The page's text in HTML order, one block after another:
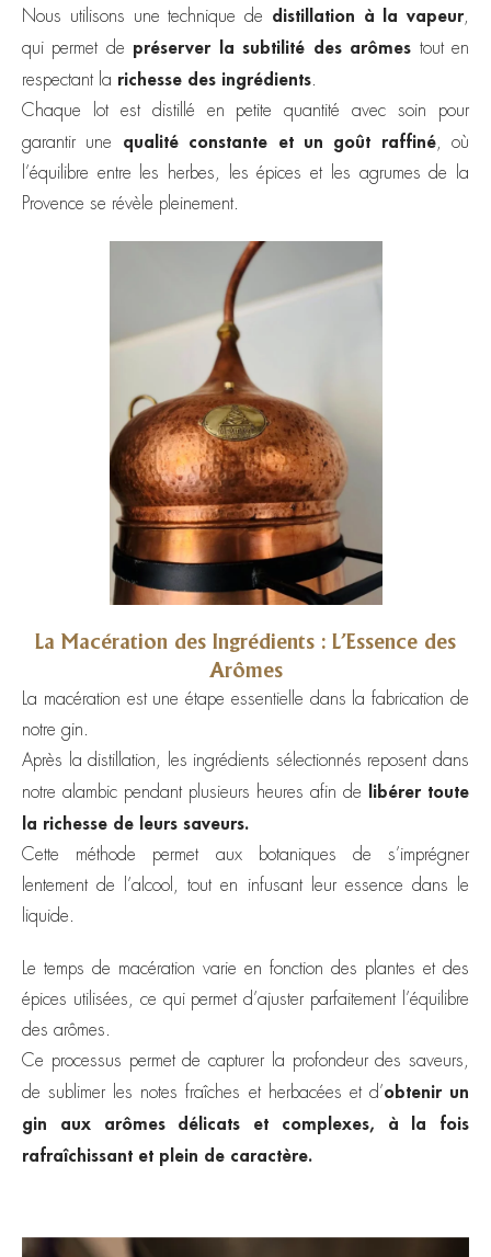
Nous utilisons une technique de distillation à la vapeur,
qui permet de préserver la subtilité des arômes tout en
respectant la richesse des ingrédients.
Chaque lot est distillé en petite quantité avec soin pour
garantir une qualité constante et un goût raffiné, où
l’équilibre entre les herbes, les épices et les agrumes de la
Provence se révèle pleinement.
La Macération des Ingrédients : L’Essence des
Arômes
La macération est une étape essentielle dans la fabrication de
notre gin.
Après la distillation, les ingrédients sélectionnés reposent dans
notre alambic pendant plusieurs heures afin de libérer toute
la richesse de leurs saveurs.
Cette méthode permet aux botaniques de s’imprégner
lentement de l’alcool, tout en infusant leur essence dans le
liquide.
Le temps de macération varie en fonction des plantes et des
épices utilisées, ce qui permet d’ajuster parfaitement l’équilibre
des arômes.
Ce processus permet de capturer la profondeur des saveurs,
de sublimer les notes fraîches et herbacées et d’obtenir un
gin aux arômes délicats et complexes, à la fois
rafraîchissant et plein de caractère.